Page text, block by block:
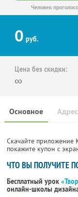
Человек
0 руб.
Цена без скидки:
∞
Основное
Скачайте приложение
покажите купон с
ЧТО ВЫ ПОЛУЧИТЕ
Бесплатный урок
онлайн-школы